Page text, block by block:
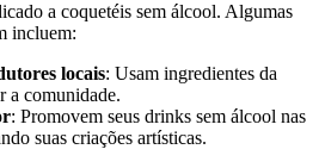
a coquetéis sem álcool. Algumas
incluem:
locais: Usam ingredientes da
a comunidade.
: Promovem seus drinks sem álcool nas
suas criações artísticas.